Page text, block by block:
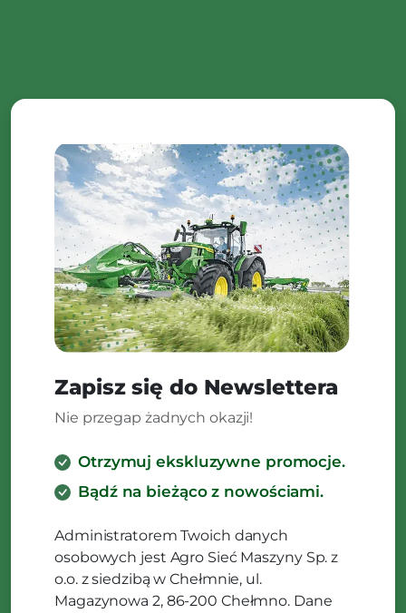
Zapisz się do Newslettera
Nie przegap żadnych okazji!
Otrzymuj ekskluzywne promocje.
Bądź na bieżąco z nowościami.
Administratorem Twoich danych
osobowych jest Agro Sieć Maszyny Sp. z
o.o. z siedzibą w Chełmnie, ul.
Magazynowa 2, 86-200 Chełmno. Dane